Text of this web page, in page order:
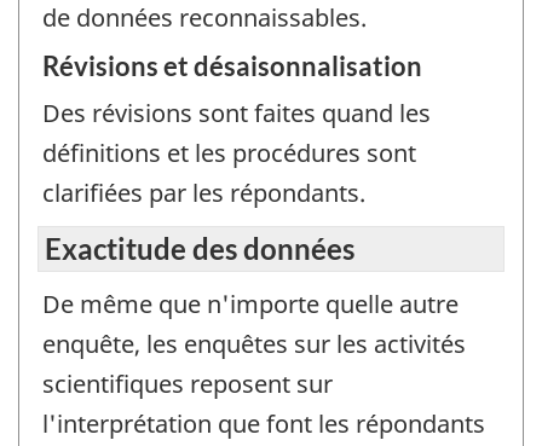
de données reconnaissables.
Révisions et désaisonnalisation
Des révisions sont faites quand les
définitions et les procédures sont
clarifiées par les répondants.
Exactitude des données
De même que n'importe quelle autre
enquête, les enquêtes sur les activités
scientifiques reposent sur
l'interprétation que font les répondants